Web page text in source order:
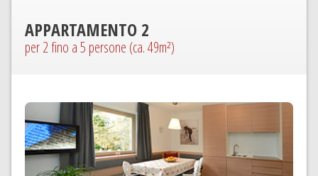
APPARTAMENTO 2
per 2 fino a 5 persone (ca. 49m²)